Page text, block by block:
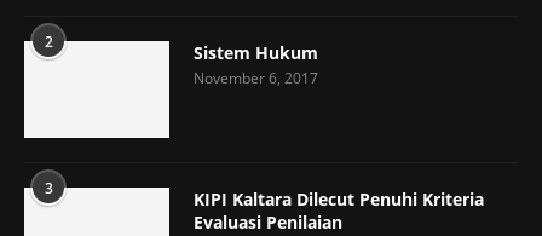
2 Sistem Hukum
November 6, 2017
3
KIPI Kaltara Dilecut Penuhi Kriteria
Evaluasi Penilaian